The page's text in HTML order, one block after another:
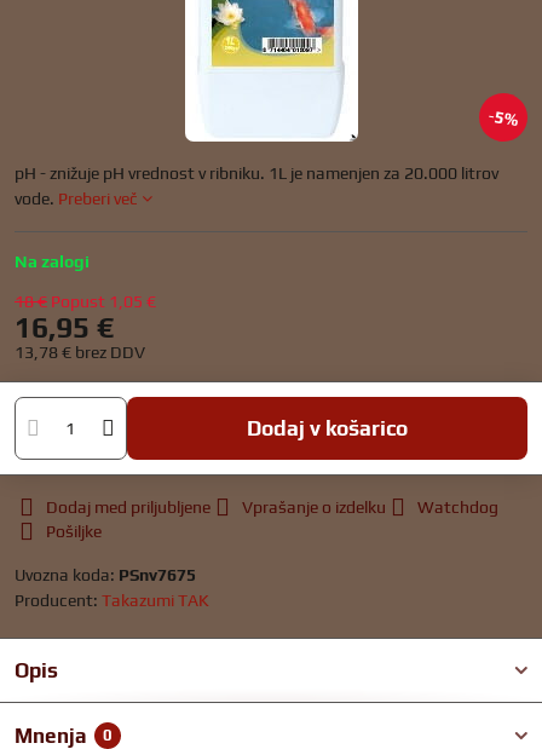
5%
pH - znižuje pH vrednost v ribniku. 1L je namenjen za 20.000 litrov
vode. Preberi več
Na zalogi
18 € Popust 1,05 €
16,95 €
13,78 € brez DDV
Dodaj v košarico
Dodaj med priljubljene Vprašanje o izdelku
Watchdog
Pošiljke
Uvozna koda: PSnv7675
Producent: Takazumi TAK
Opis
Mnenja 0